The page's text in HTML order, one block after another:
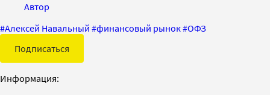
Автор
#Алексей Навальный #финансовый рынок#ОФЗ
Подписаться
Информация: